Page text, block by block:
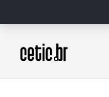
Página inicial